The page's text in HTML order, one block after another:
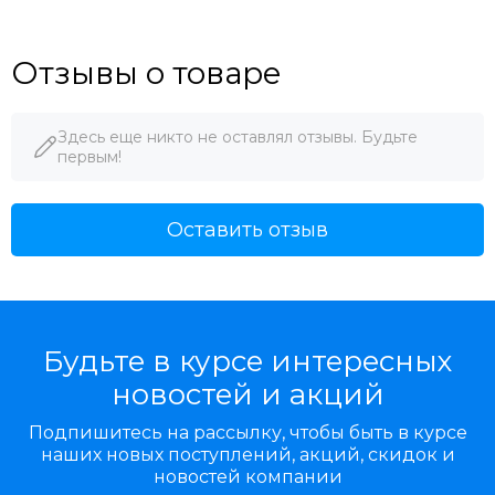
Отзывы о товаре
Здесь еще никто не оставлял отзывы. Будьте
первым!
Оставить отзыв
Будьте в курсе интересных
новостей и акций
Подпишитесь на рассылку, чтобы быть в курсе
наших новых поступлений, акций, скидок и
новостей компании